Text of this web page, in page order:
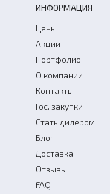
ИНФОРМАЦИЯ
Цены
Акции
Портфолио
О компании
Контакты
Гос. закупки
Стать дилером
Блог
Доставка
Отзывы
FAQ